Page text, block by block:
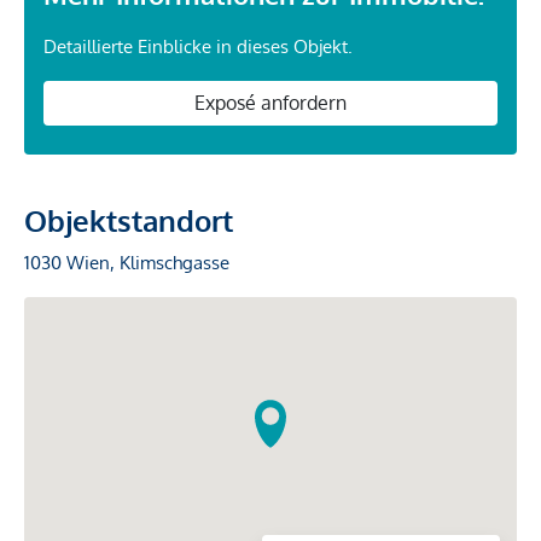
Detaillierte Einblicke in dieses Objekt.
Exposé anfordern
Objektstandort
1030 Wien, Klimschgasse